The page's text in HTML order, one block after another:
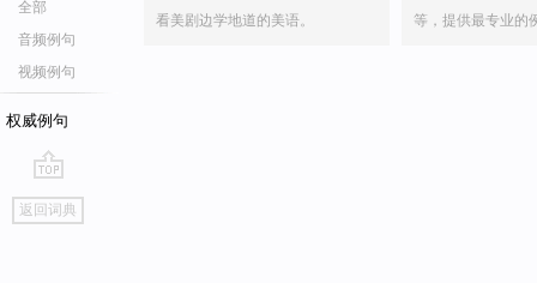
全部
音频例句
视频例句
权威例句
go
top
返回词典
看美剧边学地道的美语。
等，提供最专业的